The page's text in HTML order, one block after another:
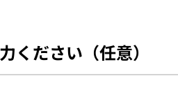
ください（任意）